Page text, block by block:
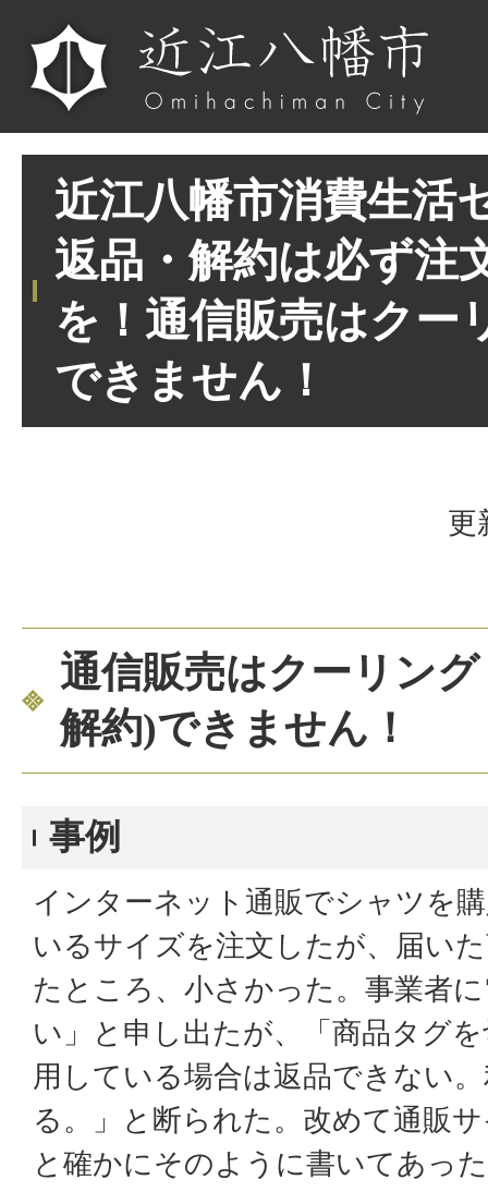
近江八幡市消費生活
返品・解約は必ず注
を！通信販売はクー
できません！
更
通信販売はクーリン
解約)できません！
事例
インターネット通販でシャツを
いるサイズを注文したが、届い
たところ、小さかった。事業者
い」と申し出たが、「商品タグ
用している場合は返品できない
る。」と断られた。改めて通販
と確かにそのように書いてあっ